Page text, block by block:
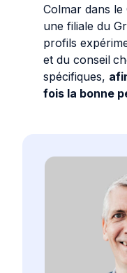
Colmar dans le
une filiale du
profils
et du conseil
spécifiques,
fois la bonne